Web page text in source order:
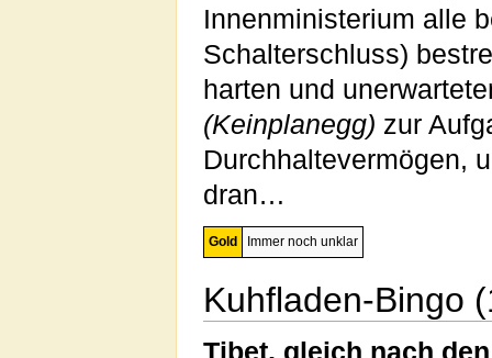
Innenministerium alle
Schalterschluss)
harten und
(Keinplanegg) zur
Durchhaltevermögen,
dran…
Gold Immer noch unklar
Kuhfladen-Bingo
Tibet, gleich nach